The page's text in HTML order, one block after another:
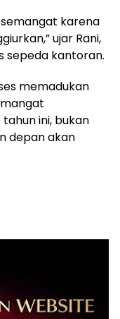
karena
ujar Rani,
sepeda kantoran.
memadukan
ini, bukan
depan akan